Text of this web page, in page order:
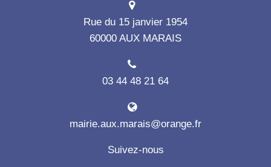
Rue du 15 janvier 1954
60000 AUX MARAIS
03 44 48 21 64
mairie.aux.marais@orange.fr
Suivez-nous